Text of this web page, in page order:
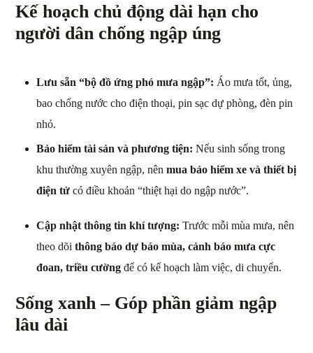
Kế hoạch chủ động dài hạn cho
người dân chống ngập úng
Lưu sẵn “bộ đồ ứng phó mưa ngập”: Áo mưa tốt, ủng,
bao chống nước cho điện thoại, pin sạc dự phòng, đèn pin
nhỏ.
Bảo hiểm tài sản và phương tiện:Nếu sinh sống trong
khu thường xuyên ngập, nênmua bảo hiểm xe và thiết bị
điện tử có điều khoản “thiệt hại do ngập nước”.
Cập nhật thông tin khí tượng:Trước mỗi mùa mưa, nên
theo dõithông báo dự báo mùa, cảnh báo mưa cực
đoan, triều cường để có kế hoạch làm việc, di chuyển.
Sống xanh – Góp phần giảm ngập
lâu dài